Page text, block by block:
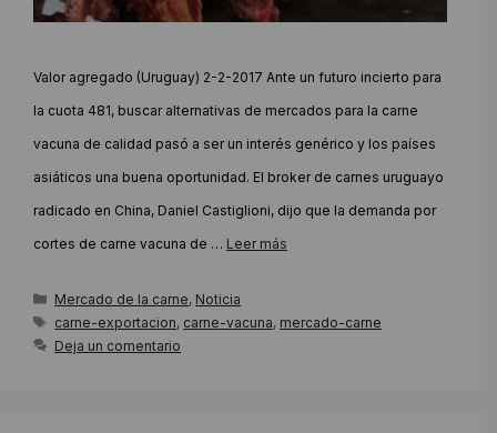
Valor agregado (Uruguay) 2-2-2017 Ante un futuro incierto para
la cuota 481, buscar alternativas de mercados para la carne
vacuna de calidad pasó a ser un interés genérico y los países
asiáticos una buena oportunidad. El broker de carnes uruguayo
radicado en China, Daniel Castiglioni, dijo que la demanda por
cortes de carne vacuna de … Leer más
Categorías
Mercado de la carne, Noticia
Etiquetas
carne-exportacion, carne-vacuna, mercado-carne
Deja un comentario